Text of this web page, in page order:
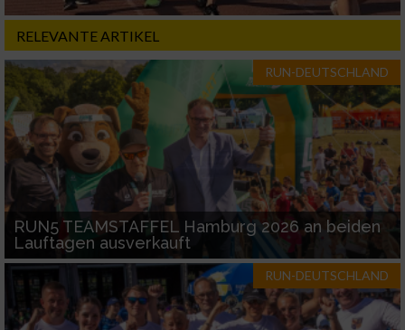
RELEVANTE ARTIKEL
RUN-DEUTSCHLAND
RUN5 TEAMSTAFFEL Hamburg 2026 an beiden
Lauftagen ausverkauft
RUN-DEUTSCHLAND
personalisierter Inhalte
Messung der Werbeleistung
Messung der Performance von Inhalten
Analyse von Zielgruppen durch Statistiken
oder Kombinationen von Daten aus
verschiedenen Quellen
Entwicklung und Verbesserung der Angebote
Verwendung reduzierter Daten zur Auswahl
von Inhalten
IAB-Besonderheiten: